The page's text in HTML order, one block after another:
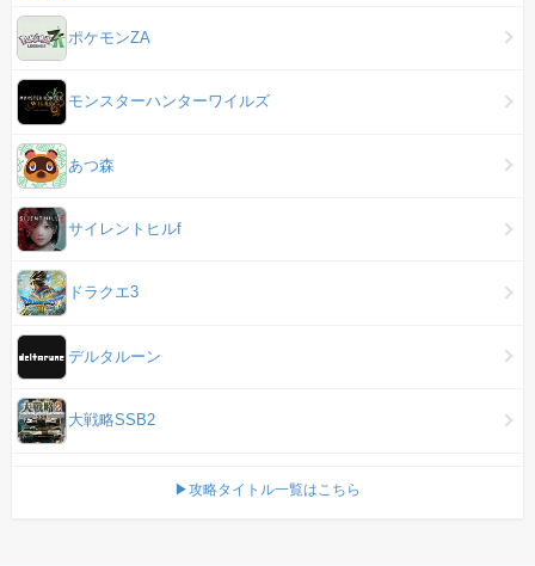
ポケモンZA
モンスターハンターワイルズ
あつ森
サイレントヒルf
ドラクエ3
デルタルーン
大戦略SSB2
▶攻略タイトル一覧はこちら